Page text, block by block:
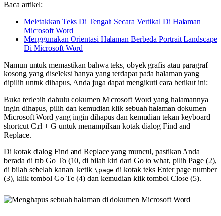
Baca artikel:
Meletakkan Teks Di Tengah Secara Vertikal Di Halaman
Microsoft Word
Menggunakan Orientasi Halaman Berbeda Portrait Landscape
Di Microsoft Word
Namun untuk memastikan bahwa teks, obyek grafis atau paragraf
kosong yang diseleksi hanya yang terdapat pada halaman yang
dipilih untuk dihapus, Anda juga dapat mengikuti cara berikut ini:
Buka terlebih dahulu dokumen Microsoft Word yang halamannya
ingin dihapus, pilih dan kemudian klik sebuah halaman dokumen
Microsoft Word yang ingin dihapus dan kemudian tekan keyboard
shortcut Ctrl + G untuk menampilkan kotak dialog Find and
Replace.
Di kotak dialog Find and Replace yang muncul, pastikan Anda
berada di tab Go To (10, di bilah kiri dari Go to what, pilih Page (2),
di bilah sebelah kanan, ketik \page di kotak teks Enter page number
(3), klik tombol Go To (4) dan kemudian klik tombol Close (5).